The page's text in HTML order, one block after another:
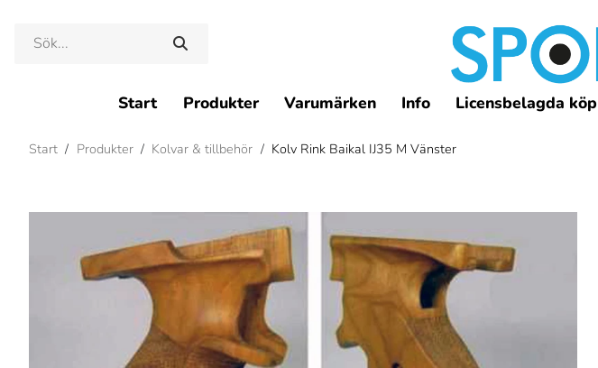
Start Produkter Varumärken Info Licensbelagda köp
Start / Produkter / Kolvar & tillbehör / Kolv Rink Baikal IJ35 M Vänster